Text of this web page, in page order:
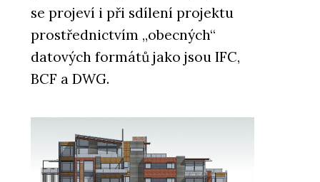
se projeví i při sdílení projektu
prostřednictvím „obecných“
datových formátů jako jsou IFC,
BCF a DWG.